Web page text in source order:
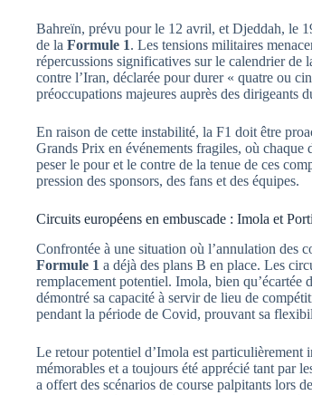
Bahreïn, prévu pour le 12 avril, et Djeddah, le
de la Formule 1. Les tensions militaires
répercussions significatives sur le calendrier de
contre l’Iran, déclarée pour durer « quatre ou
préoccupations majeures auprès des dirigeants
En raison de cette instabilité, la F1 doit être
Grands Prix en événements fragiles, où
peser le pour et le contre de la tenue de ces
pression des sponsors, des fans et des équipes.
Circuits européens en embuscade : Imola et
Confrontée à une situation où l’annulation des
Formule 1 a déjà des plans B en place. Les
remplacement potentiel. Imola, bien
démontré sa capacité à servir de lieu de
pendant la période de Covid, prouvant sa
Le retour potentiel d’Imola est particulièrement
mémorables et a toujours été apprécié tant par
a offert des scénarios de course palpitants lors